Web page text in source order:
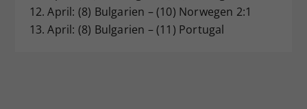
12. April: (8) Bulgarien – (10) Norwegen 2:1
13. April: (8) Bulgarien – (11) Portugal